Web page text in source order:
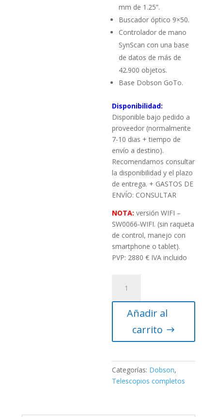
mm de 1.25”.
Buscador óptico 9×50.
Controlador de mano
SynScan con una base
de datos de más de
42.900 objetos.
Base Dobson GoTo.
Disponibilidad:
Disponible bajo pedido a
proveedor (normalmente
7-10 dias + tiempo de
envío a destino).
Recomendamos consultar
la disponibilidad y el plazo
de entrega. + GASTOS DE
ENVÍO: CONSULTAR
NOTA: versión WIFI –
SW0066-WIFI. (sin raqueta
de control, manejo con
smartphone o tablet).
PVP: 2880 € IVA incluido
Dobson
Sky-
Watcher
FlexTube
Añadir al
carrito
Categorías: Dobson,
Telescopios completos